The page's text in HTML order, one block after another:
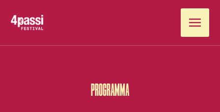
PROGRAMMA